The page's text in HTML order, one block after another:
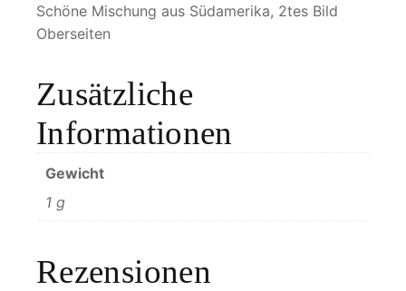
Schöne Mischung aus Südamerika, 2tes Bild
Oberseiten
Zusätzliche
Informationen
Gewicht
1 g
Rezensionen